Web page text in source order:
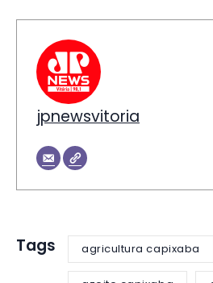
jpnewsvitoria
Tags agricultura capixaba